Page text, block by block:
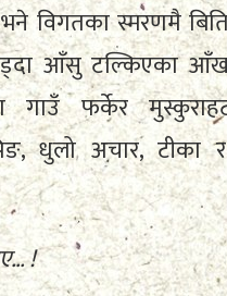
विगतका स्मरणमै
आँसु टल्किएका
गाउँ फर्केर
धुलो अचार, टीका
!